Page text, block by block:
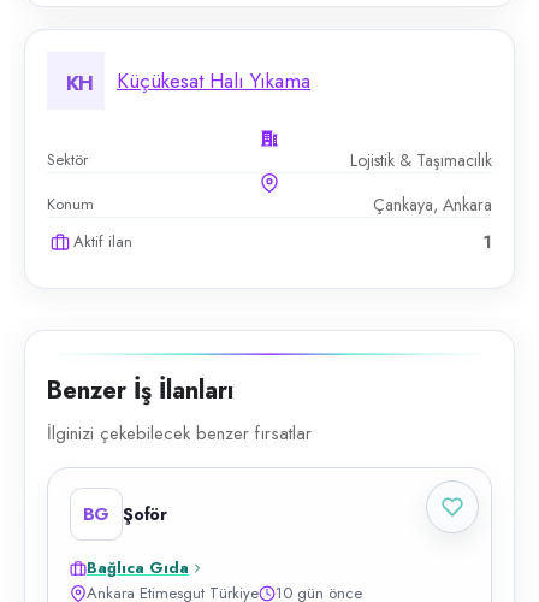
KH Küçükesat Halı Yıkama
Sektör Lojistik & Taşımacılık
Konum Çankaya, Ankara
Aktif ilan 1
Benzer İş İlanları
İlginizi çekebilecek benzer fırsatlar
BG Şoför
Bağlıca Gıda
Ankara Etimesgut Türkiye
10 gün önce